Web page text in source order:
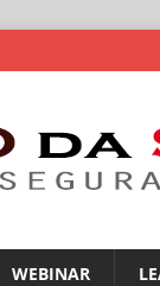
WEBINAR